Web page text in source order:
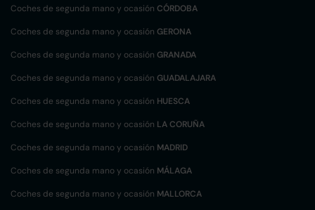
Coches de segunda mano y ocasión CÓRDOBA
Coches de segunda mano y ocasión GERONA
Coches de segunda mano y ocasión GRANADA
Coches de segunda mano y ocasión GUADALAJARA
Coches de segunda mano y ocasión HUESCA
Coches de segunda mano y ocasión LA CORUÑA
Coches de segunda mano y ocasión MADRID
Coches de segunda mano y ocasión MÁLAGA
Coches de segunda mano y ocasión MALLORCA